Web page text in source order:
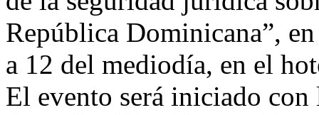
República Dominicana”,
a 12 del mediodía, en el
El evento será iniciado con